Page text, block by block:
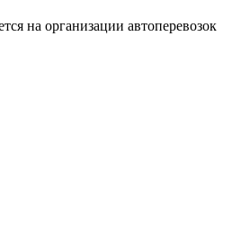
на организации автоперевозок